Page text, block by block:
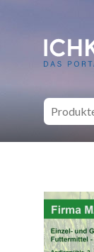
ich